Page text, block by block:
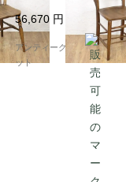
ェチェア シンプル ミニ
マル ナチュラル 素朴
アンティーク ヴィンテ
ージ 木の温もり B
56,670 円
アンティークブルーパロ
ット